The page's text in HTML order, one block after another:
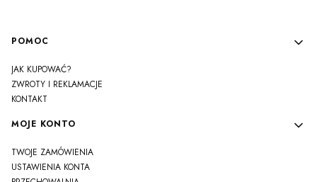
Linki w stopce
POMOC
JAK KUPOWAĆ?
ZWROTY I REKLAMACJE
KONTAKT
MOJE KONTO
TWOJE ZAMÓWIENIA
USTAWIENIA KONTA